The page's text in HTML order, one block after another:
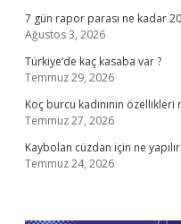
7 gün rapor parası ne kadar
Ağustos 3, 2026
Türkiye’de kaç kasaba var ?
Temmuz 29, 2026
Koç burcu kadınının özellikleri
Temmuz 27, 2026
Kaybolan cüzdan için ne yapılır
Temmuz 24, 2026